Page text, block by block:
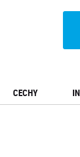
CECHY